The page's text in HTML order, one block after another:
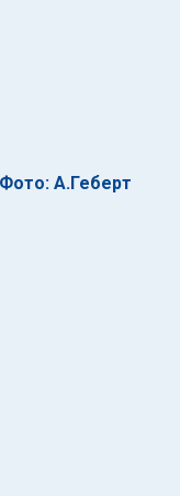
А.Геберт